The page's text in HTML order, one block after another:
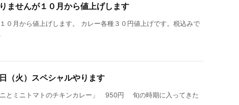
ませんが１０月から値上げします
０月から値上げします。 カレー各種３０円値上げです。税込みで
（火）スペシャルやります
ニとミニトマトのチキンカレー」 950円 旬の時期に入ってきた